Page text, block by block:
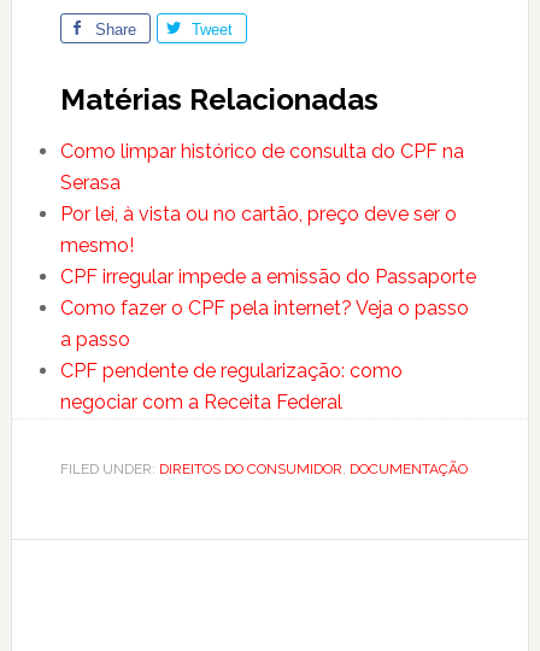
Share Tweet
Matérias Relacionadas
Como limpar histórico de consulta do CPF na
Serasa
Por lei, à vista ou no cartão, preço deve ser o
mesmo!
CPF irregular impede a emissão do Passaporte
Como fazer o CPF pela internet? Veja o passo
a passo
CPF pendente de regularização: como
negociar com a Receita Federal
FILED UNDER: DIREITOS DO CONSUMIDOR, DOCUMENTAÇÃO